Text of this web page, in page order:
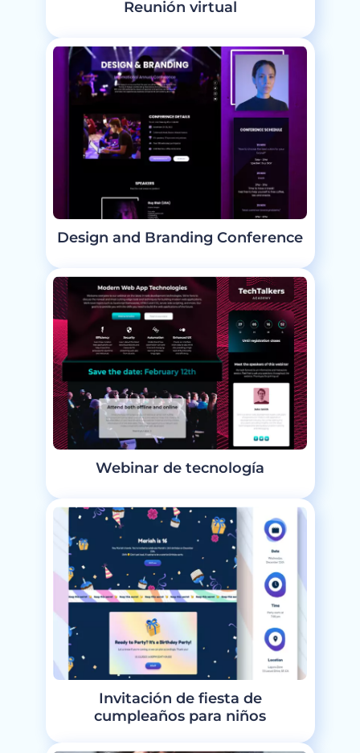
Reunión virtual
Design and Branding Conference
Webinar de tecnología
Invitación de fiesta de
cumpleaños para niños